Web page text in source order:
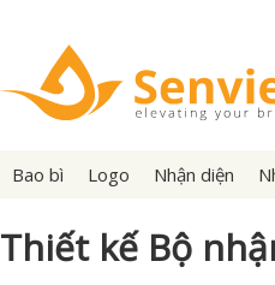
Bao bì Logo Nhận diện
Thiết kế Bộ